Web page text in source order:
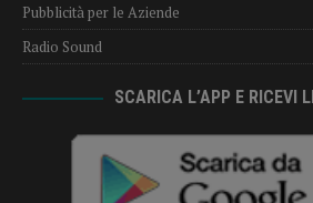
Pubblicità per le Aziende
Radio Sound
SCARICA L’APP E RICEVI